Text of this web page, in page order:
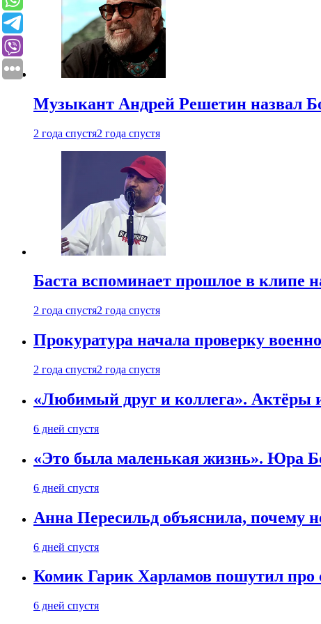
Музыкант Андрей Решетин назвал
2 года спустя2 года спустя
Баста вспоминает прошлое в клипе
2 года спустя2 года спустя
Прокуратура начала проверку
2 года спустя2 года спустя
«Любимый друг и коллега». Актёры
6 дней спустя
«Это была маленькая жизнь». Юра
6 дней спустя
Анна Пересильд объяснила, почему
6 дней спустя
Комик Гарик Харламов пошутил про
6 дней спустя